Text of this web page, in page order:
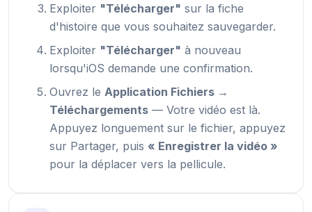
Exploiter "Télécharger" sur la fiche
d'histoire que vous souhaitez sauvegarder.
Exploiter "Télécharger" à nouveau
lorsqu'iOS demande une confirmation.
Ouvrez le Application Fichiers →
Téléchargements — Votre vidéo est là.
Appuyez longuement sur le fichier, appuyez
sur Partager, puis « Enregistrer la vidéo »
pour la déplacer vers la pellicule.